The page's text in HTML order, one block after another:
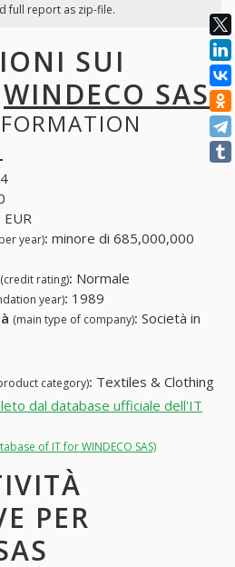
full report as zip-file.
SUI
WINDECO SAS
year): minore di 685,000,000
(credit rating): Normale
year): 1989
(main type of company): Società in
category): Textiles & Clothing
dal database ufficiale dell'IT
of IT for WINDECO SAS)
PER